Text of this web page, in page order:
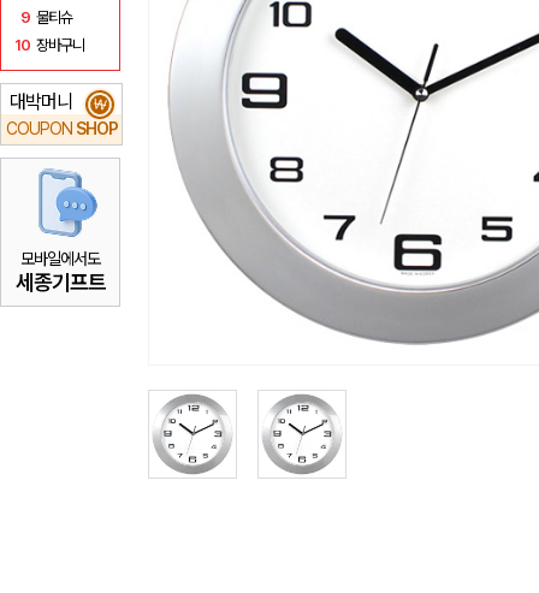
9 물티슈
10 장바구니
대박머니
COUPON SHOP
₩
모바일에서도
세종기프트